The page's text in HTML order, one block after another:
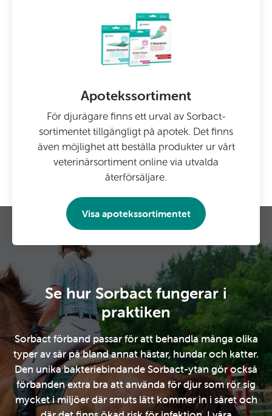
Apotekssortiment
För djurägare finns ett urval av Sorbact-
sortimentet tillgängligt på apotek. Det finns
även möjlighet att beställa produkter ur vårt
veterinärsortiment online via utvalda
återförsäljare.
Visa apotekssortimentet
Se hur Sorbact fungerar i
praktiken
Sorbact förband passar för att behandla många olika
typer av sår på bland annat hästar, hundar och katter.
Den unika bakteriebindande Sorbact-ytan gör också
förbanden extra bra att använda för djur som rör sig
mycket i miljöer där smuts lätt kommer in i såret och